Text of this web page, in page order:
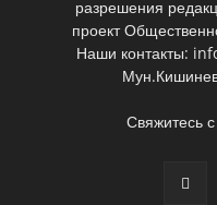
разрешения
проект
Наши контакты:
Свяжитесь